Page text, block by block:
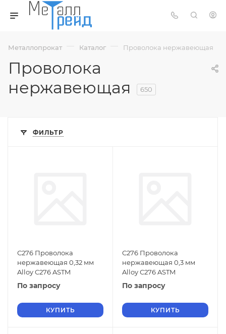
Металлопрокат — Каталог — Проволока нержавеющая
Проволока
нержавеющая
650
ФИЛЬТР
С276 Проволока
нержавеющая 0,32 мм
Alloy С276 ASTM
По запросу
КУПИТЬ
С276 Проволока
нержавеющая 0,3 мм
Alloy С276 ASTM
По запросу
КУПИТЬ